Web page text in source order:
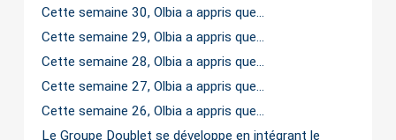
Cette semaine 30, Olbia a appris que…
Cette semaine 29, Olbia a appris que…
Cette semaine 28, Olbia a appris que…
Cette semaine 27, Olbia a appris que…
Cette semaine 26, Olbia a appris que…
Le Groupe Doublet se développe en intégrant le